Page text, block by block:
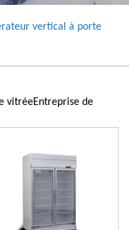
vertical à porte
vitréeEntreprise de